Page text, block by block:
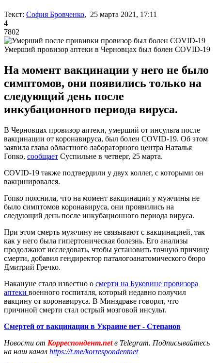
Текст: София Бровченко, 25 марта 2021, 17:11
4
7802
Умерший провизор аптеки в Черновцах был болен COVID-19
На момент вакцинации у него не было
симптомов, они появились только на
следующий день после
инкубационного периода вируса.
В Черновцах провизор аптеки, умерший от инсульта после
вакцинации от коронавируса, был болен COVID-19. Об этом
заявила глава областного лабораторного центра Наталья
Гопко, сообщает Суспильне в четверг, 25 марта.
COVID-19 также подтвердили у двух коллег, с которыми он
вакцинировался.
Гопко пояснила, что на момент вакцинации у мужчины не
было симптомов коронавируса, они проявились на
следующий день после инкубационного периода вируса.
При этом смерть мужчину не связывают с вакцинацией, так
как у него была гипертоническая болезнь. Его анализы
продолжают исследовать, чтобы установить точную причину
смерти, добавил гендиректор паталогоанатомического бюро
Дмитрий Гречко.
Накануне стало известно о смерти на Буковине провизора
аптеки военного госпиталя, который недавно получил
вакцину от коронавируса. В Минздраве говорят, что
причиной смерти стал острый мозговой инсульт.
Смертей от вакцинации в Украине нет - Степанов
Новости от Корреспондент.netв Telegram. Подписывайтесь
на наш канал https://t.me/korrespondentnet